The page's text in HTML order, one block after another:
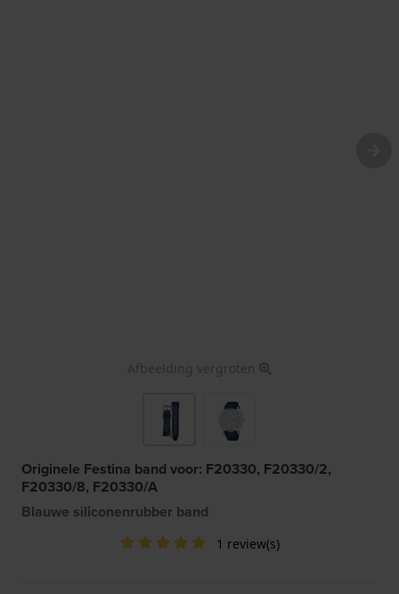
Afbeelding vergroten
Originele Festina band voor: F20330, F20330/2,
F20330/8, F20330/A
Blauwe siliconenrubber band
1 review(s)